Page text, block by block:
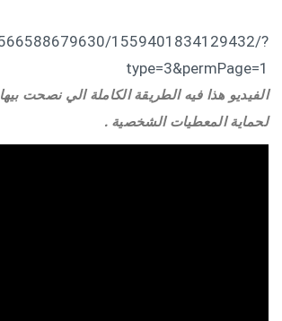
1559401834129432/?
type=3&permPage=1
الفيديو هذا فيه الطريقة الكاملة الي نصحت
لحماية المعطيات الشخصية .